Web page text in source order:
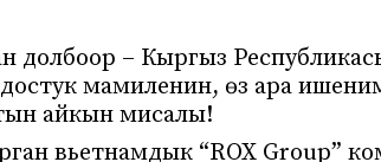
долбоор – Кыргыз
мамиленин, өз ара
айкын мисалы!
вьетнамдык “ROX Group”